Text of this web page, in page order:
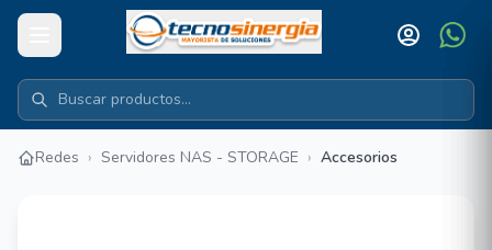
Redes › Servidores NAS - STORAGE › Accesorios